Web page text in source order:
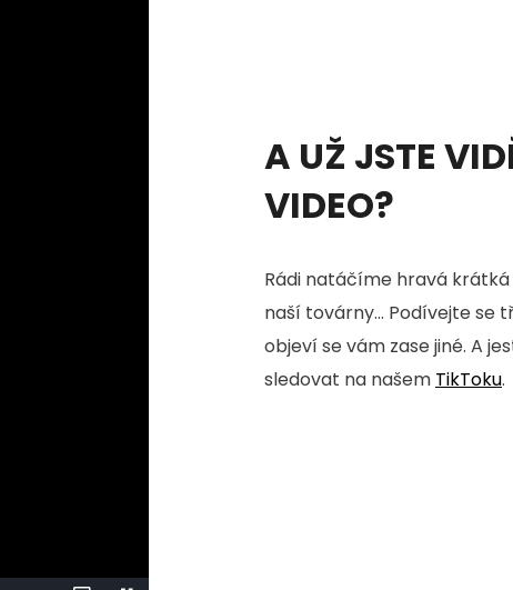
A UŽ JSTE
VIDEO?
Rádi natáčíme hravá krátká
naší továrny... Podívejte se
objeví se vám zase jiné. A
sledovat na našem TikToku.